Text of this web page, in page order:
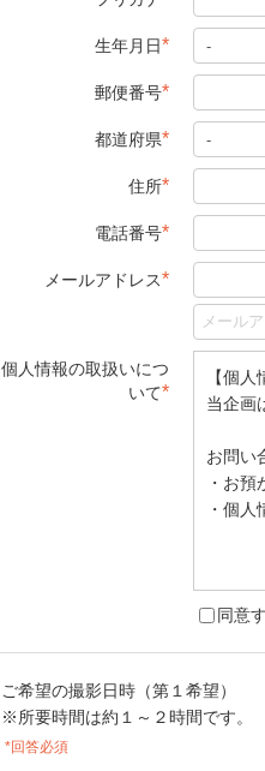
生年月日*
郵便番号*
都道府県*
住所*
電話番号*
メールアドレス*
個人情報の取扱いにつ
いて*
【個
当企画
お問い
・お
・個
同意
ご希望の撮影日時（第１希望）
※所要時間は約１～２時間です。
*回答必須